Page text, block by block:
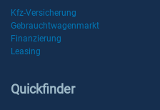
Kfz-Versicherung
Gebrauchtwagenmarkt
Finanzierung
Leasing
Quickfinder